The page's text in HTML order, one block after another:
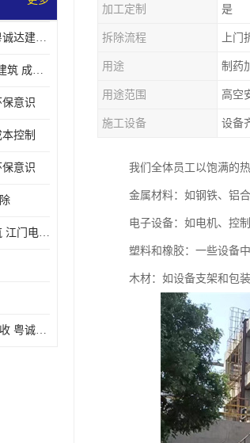
惠州电梯拆除公司 粤诚达建筑 安全保障
"变压器回收 粤诚达建筑 成本控制
意识
控制
意识
安全保障 粤诚达建筑 江门电梯拆除公司
佛山整厂设备拆除回收 粤诚达建筑 环保意识
加工定制 是
拆除流程 上门
用途 制药
用途范围 高空
施工设备 设备
我们全体员工以饱满的
金属材料：如钢铁、铝
电子设备：如电机、控
塑料和橡胶：一些设备
木材：如设备支架和包